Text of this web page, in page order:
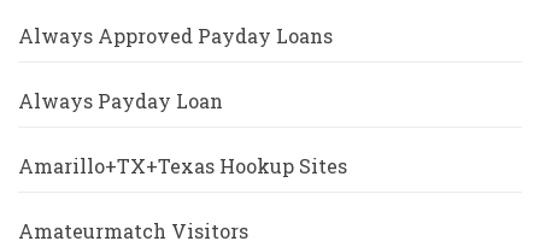
Always Approved Payday Loans
Always Payday Loan
Amarillo+TX+Texas Hookup Sites
Amateurmatch Visitors